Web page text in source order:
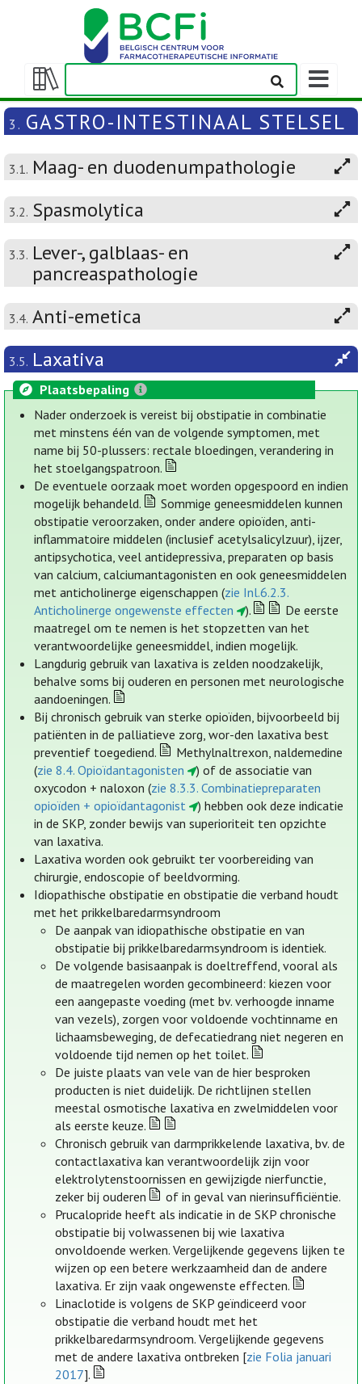
Weergeven/verbergen
inhoudstafel
3. GASTRO-INTESTINAAL STELSEL
3.1. Maag- en duodenumpathologie
3.2. Spasmolytica
3.3. Lever-, galblaas- en
pancreaspathologie
3.4. Anti-emetica
3.5. Laxativa
Plaatsbepaling
Nader onderzoek is vereist bij obstipatie in combinatie
met minstens één van de volgende symptomen, met
name bij 50-plussers: rectale bloedingen, verandering in
het stoelgangspatroon.
De eventuele oorzaak moet worden opgespoord en indien
mogelijk behandeld.
Sommige geneesmiddelen kunnen
obstipatie veroorzaken, onder andere opioïden, anti-
inflammatoire middelen (inclusief acetylsalicylzuur), ijzer,
antipsychotica, veel antidepressiva, preparaten op basis
van calcium, calciumantagonisten en ook geneesmiddelen
met anticholinerge eigenschappen (zie Inl.6.2.3.
Anticholinerge ongewenste effecten
).
De eerste
maatregel om te nemen is het stopzetten van het
verantwoordelijke geneesmiddel, indien mogelijk.
Langdurig gebruik van laxativa is zelden noodzakelijk,
behalve soms bij ouderen en personen met neurologische
aandoeningen.
Bij chronisch gebruik van sterke opioïden, bijvoorbeeld bij
patiënten in de palliatieve zorg, wor-den laxativa best
preventief toegediend.
Methylnaltrexon, naldemedine
(zie 8.4. Opioïdantagonisten
) of de associatie van
oxycodon + naloxon (zie 8.3.3. Combinatiepreparaten
opioïden + opioïdantagonist
) hebben ook deze indicatie
in de SKP, zonder bewijs van superioriteit ten opzichte
van laxativa.
Laxativa worden ook gebruikt ter voorbereiding van
chirurgie, endoscopie of beeldvorming.
Idiopathische obstipatie en obstipatie die verband houdt
met het prikkelbaredarmsyndroom
De aanpak van idiopathische obstipatie en van
obstipatie bij prikkelbaredarmsyndroom is identiek.
De volgende basisaanpak is doeltreffend, vooral als
de maatregelen worden gecombineerd: kiezen voor
een aangepaste voeding (met bv. verhoogde inname
van vezels), zorgen voor voldoende vochtinname en
lichaamsbeweging, de defecatiedrang niet negeren en
voldoende tijd nemen op het toilet.
De juiste plaats van vele van de hier besproken
producten is niet duidelijk. De richtlijnen stellen
meestal osmotische laxativa en zwelmiddelen voor
als eerste keuze.
Chronisch gebruik van darmprikkelende laxativa, bv. de
contactlaxativa kan verantwoordelijk zijn voor
elektrolytenstoornissen en gewijzigde nierfunctie,
zeker bij ouderen
of in geval van nierinsufficiëntie.
Prucalopride heeft als indicatie in de SKP chronische
obstipatie bij volwassenen bij wie laxativa
onvoldoende werken. Vergelijkende gegevens lijken te
wijzen op een betere werkzaamheid dan de andere
laxativa. Er zijn vaak ongewenste effecten.
Linaclotide is volgens de SKP geïndiceerd voor
obstipatie die verband houdt met het
prikkelbaredarmsyndroom. Vergelijkende gegevens
met de andere laxativa ontbreken [zie Folia januari
2017].